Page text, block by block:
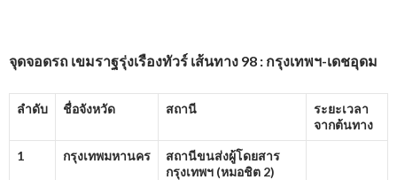
จุดจอดรถ เขมราฐรุ่งเรืองทัวร์ เส้นทาง 98 : กรุงเทพฯ-เดชอุดม
ลำดับ ชื่อจังหวัด สถานี
ระยะเวลา
จากต้นทาง
1 กรุงเทพมหานคร
สถานีขนส่งผู้โดยสาร
กรุงเทพฯ (หมอชิต 2)